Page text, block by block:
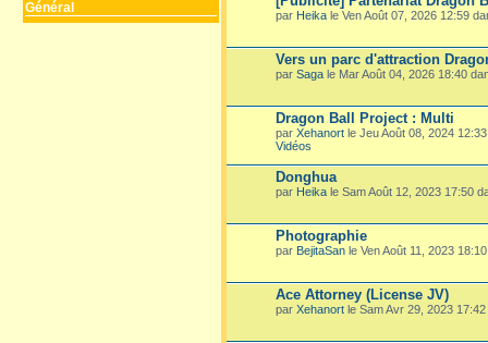
Général par Heika le Ven Août 07, 2026 12:59
Vers un parc d'attraction
par Saga le Mar Août 04, 2026 18:40
Dragon Ball Project : Multi
par Xehanort le Jeu Août 08, 2024
Vidéos
Donghua
par Heika le Sam Août 12, 2023 17:50
Photographie
par BejitaSan le Ven Août 11, 2023
Ace Attorney (License JV)
par Xehanort le Sam Avr 29, 2023